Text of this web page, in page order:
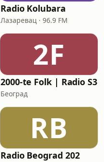
Radio Kolubara
Лазаревац · 96.9 FM
2F
2000-te Folk | Radio S3
Београд
RB
Radio Beograd 202